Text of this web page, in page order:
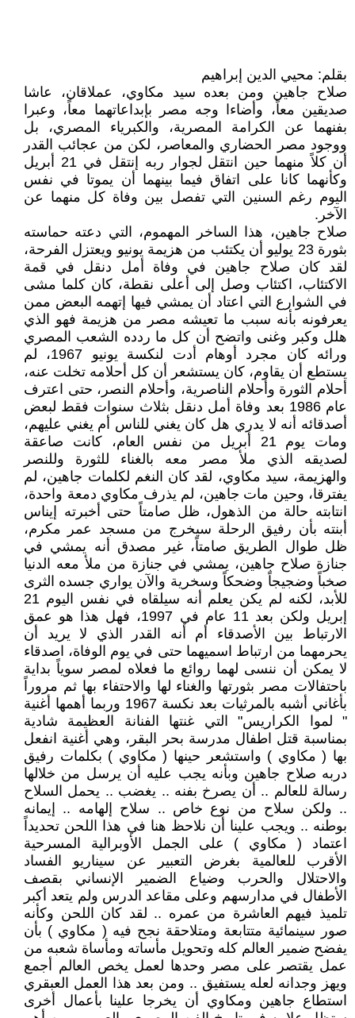
بقلم: محيي الدين إبراهيم
صلاح جاهين ومن بعده سيد مكاوي، عملاقان، عاشا
صديقين معاً، وأضاءا وجه مصر بإبداعاتهما معاً، وعبرا
بفنهما عن الكرامة المصرية، والكبرياء المصري، بل
ووجود مصر الحضاري والمعاصر، لكن من عجائب القدر
أن كلاً منهما حين انتقل لجوار ربه إنتقل في 21 أبريل
وكأنهما كانا على اتفاق فيما بينهما أن يموتا في نفس
اليوم رغم السنين التي تفصل بين وفاة كل منهما عن
الآخر.
صلاح جاهين، هذا الساخر المهموم، التي دعته حماسته
بثورة 23 يوليو أن يكتئب من هزيمة يونيو ويعتزل الفرحة،
لقد كان صلاح جاهين في وفاة أمل دنقل في قمة
الاكتئاب، اكتئاب وصل إلى أعلى نقطة، كان كلما مشى
في الشوارع التي اعتاد أن يمشي فيها إتهمه البعض ممن
يعرفونه بأنه سبب ما تعيشه مصر من هزيمة فهو الذي
هلل وكبر وغنى واتضح أن كل ما ردده الشعب المصري
ورائه كان مجرد أوهام أدت لنكسة يونيو 1967، لم
يستطع أن يقاوم، كان يستشعر أن كل أحلامه تخلت عنه،
أحلام الثورة وأحلام الناصرية، وأحلام النصر، حتى اعترف
عام 1986 بعد وفاة أمل دنقل بثلاث سنوات فقط لبعض
أصدقائه أنه لا يدري هل كان يغني للناس أم يغني عليهم،
ومات يوم 21 أبريل من نفس العام، كانت صاعقة
لصديقه الذي ملأ مصر معه بالغناء للثورة وللنصر
والهزيمة، سيد مكاوي، لقد كان النغم لكلمات جاهين، لم
يفترقا، وحين مات جاهين، لم يذرف مكاوي دمعة واحدة،
انتابته حالة من الذهول، ظل صامتاً حتى أخبرته إيناس
أبنته بأن رفيق الرحلة سيخرج من مسجد عمر مكرم،
ظل طوال الطريق صامتاً، غير مصدق أنه يمشي في
جنازة صلاح جاهين، يمشي في جنازة من ملأ معه الدنيا
صخباً وضجيجاً وضحكاً وسخرية والآن يواري جسده الثرى
للأبد، لكنه لم يكن يعلم أنه سيلقاه في نفس اليوم 21
إبريل ولكن بعد 11 عام في 1997، فهل هذا هو عمق
الارتباط بين الأصدقاء أم أنه القدر الذي لا يريد أن
يحرمهما من ارتباط اسميهما حتى في يوم الوفاة، اصدقاء
لا يمكن أن ننسى لهما روائع ما فعلاه لمصر سوياً بداية
باحتفالات مصر بثورتها والغناء لها والاحتفاء بها ثم مروراً
بأغاني أشبه بالمرثيات بعد نكسة 1967 وربما أهمها أغنية
" لموا الكراريس" التي غنتها الفنانة العظيمة شادية
بمناسبة قتل اطفال مدرسة بحر البقر، وهي أغنية انفعل
بها ( مكاوي ) واستشعر حينها ( مكاوي ) بكلمات رفيق
دربه صلاح جاهين وبأنه يجب عليه أن يرسل من خلالها
رسالة للعالم .. أن يصرخ بفنه .. يغضب .. يحمل السلاح
.. ولكن سلاح من نوع خاص .. سلاح إلهامه .. إيمانه
بوطنه .. ويجب علينا أن نلاحظ هنا في هذا اللحن تحديداً
اعتماد ( مكاوي ) على الجمل الأوبرالية المسرحية
الأقرب للعالمية بغرض التعبير عن سيناريو الفساد
والاحتلال والحرب وضياع الضمير الإنساني بقصف
الأطفال في مدارسهم وعلى مقاعد الدرس ولم يتعد أكبر
تلميذ فيهم العاشرة من عمره .. لقد كان اللحن وكأنه
صور سينمائية متتابعة ومتلاحقة نجح فيه ( مكاوي ) بأن
يفضح ضمير العالم كله وتحويل مأساته ومأساة شعبه من
عمل يقتصر على مصر وحدها لعمل يخص العالم أجمع
ويهز وجدانه لعله يستفيق .. ومن بعد هذا العمل العبقري
استطاع جاهين ومكاوي أن يخرجا علينا بأعمال أخرى